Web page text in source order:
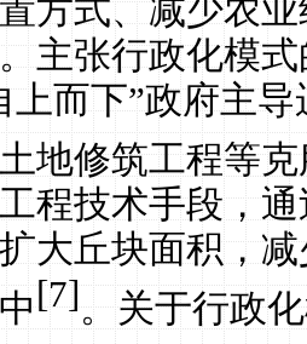
方式、减少农
主张行政化模
上而下”政府主
地修筑工程等
程技术手段，
大丘块面积，
[7]。关于行政